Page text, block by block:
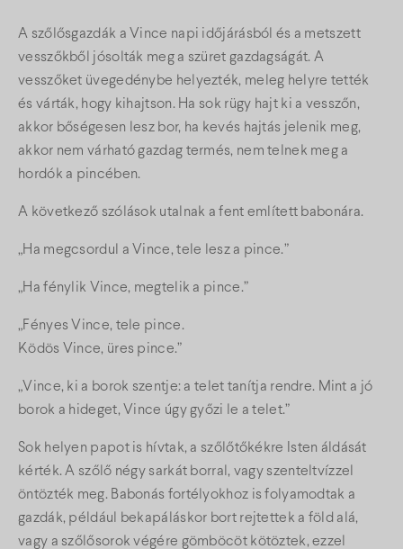
A szőlősgazdák a Vince napi időjárásból és a metszett
vesszőkből jósolták meg a szüret gazdagságát. A
vesszőket üvegedénybe helyezték, meleg helyre tették
és várták, hogy kihajtson. Ha sok rügy hajt ki a vesszőn,
akkor bőségesen lesz bor, ha kevés hajtás jelenik meg,
akkor nem várható gazdag termés, nem telnek meg a
hordók a pincében.
A következő szólások utalnak a fent említett babonára.
„Ha megcsordul a Vince, tele lesz a pince.”
„Ha fénylik Vince, megtelik a pince.”
„Fényes Vince, tele pince.
Ködös Vince, üres pince.”
„Vince, ki a borok szentje: a telet tanítja rendre. Mint a jó
borok a hideget, Vince úgy győzi le a telet.”
Sok helyen papot is hívtak, a szőlőtőkékre Isten áldását
kérték. A szőlő négy sarkát borral, vagy szenteltvízzel
öntözték meg. Babonás fortélyokhoz is folyamodtak a
gazdák, például bekapáláskor bort rejtettek a föld alá,
vagy a szőlősorok végére gömböcöt kötöztek, ezzel